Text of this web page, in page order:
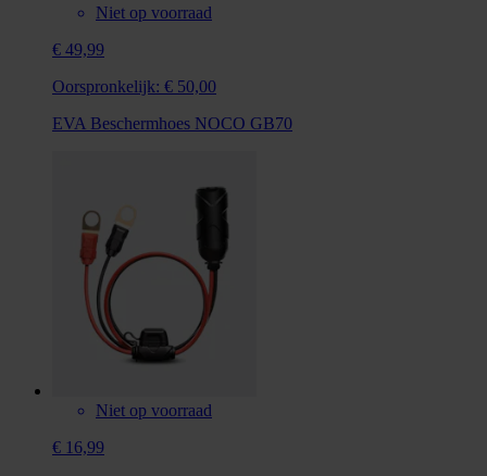
Niet op voorraad
€ 49,99
Oorspronkelijk: € 50,00
EVA Beschermhoes NOCO GB70
Niet op voorraad
€ 16,99